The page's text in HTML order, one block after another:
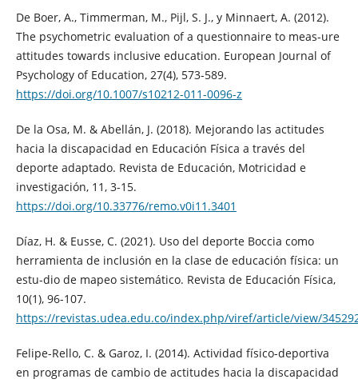
De Boer, A., Timmerman, M., Pijl, S. J., y Minnaert, A. (2012).
The psychometric evaluation of a questionnaire to meas-ure
attitudes towards inclusive education. European Journal of
Psychology of Education, 27(4), 573-589.
https://doi.org/10.1007/s10212-011-0096-z
De la Osa, M. & Abellán, J. (2018). Mejorando las actitudes
hacia la discapacidad en Educación Física a través del
deporte adaptado. Revista de Educación, Motricidad e
investigación, 11, 3-15.
https://doi.org/10.33776/remo.v0i11.3401
Díaz, H. & Eusse, C. (2021). Uso del deporte Boccia como
herramienta de inclusión en la clase de educación física: un
estu-dio de mapeo sistemático. Revista de Educación Física,
10(1), 96-107.
https://revistas.udea.edu.co/index.php/viref/article/view/
Felipe-Rello, C. & Garoz, I. (2014). Actividad físico-deportiva
en programas de cambio de actitudes hacia la discapacidad